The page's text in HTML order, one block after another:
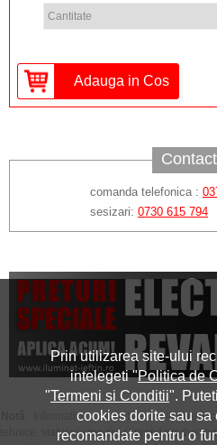
Contact
comanda telefonica :
sesizari: 0730 615 794
: Informatiile prezentate in aceasta
tehnice, statusul stocului si pretul
Prin utilizarea site-ului
intelegeti "Politica de
"Termeni si Conditii".
cookies dorite sau sa
recomandate pentru o